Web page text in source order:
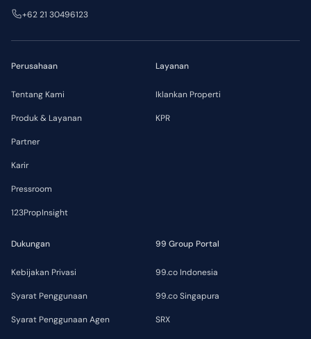
Perusahaan
Tentang Kami
Produk & Layanan
Partner
Karir
Pressroom
123PropInsight
Layanan
Iklankan Properti
KPR
Dukungan
Kebijakan Privasi
Syarat Penggunaan
Syarat Penggunaan Agen
99 Group Portal
99.co Indonesia
99.co Singapura
SRX
+62 21 30496123